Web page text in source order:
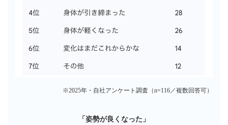
※2025年・自社アンケート調査（n=116／複数回答可）
「姿勢が良くなった」